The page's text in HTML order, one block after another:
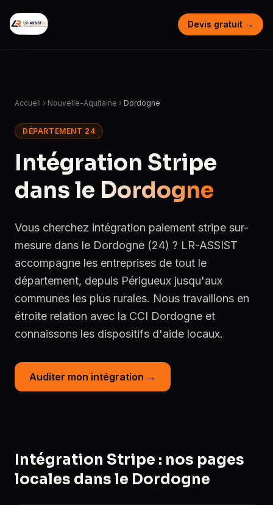
Devis gratuit →
Accueil › Nouvelle-Aquitaine › Dordogne
DÉPARTEMENT 24
Intégration Stripe
dans le Dordogne
Vous cherchez intégration paiement stripe sur-
mesure dans le Dordogne (24) ? LR-ASSIST
accompagne les entreprises de tout le
département, depuis Périgueux jusqu'aux
communes les plus rurales. Nous travaillons en
étroite relation avec la CCI Dordogne et
connaissons les dispositifs d'aide locaux.
Auditer mon intégration →
Intégration Stripe : nos pages
locales dans le Dordogne